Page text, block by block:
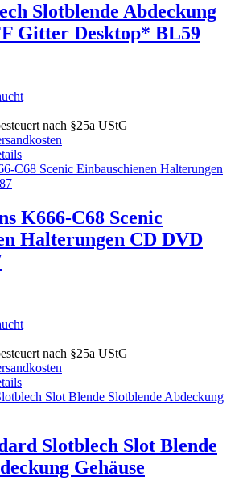
Slotblende Abdeckung
Gitter Desktop* BL59
nach §25a UStG
K666-C68 Scenic
Halterungen CD DVD
nach §25a UStG
Slotblech Slot Blende
Gehäuse